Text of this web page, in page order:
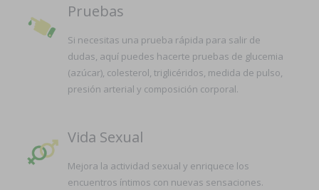
Pruebas
Si necesitas una prueba rápida para salir de
dudas, aquí puedes hacerte pruebas de glucemia
(azúcar), colesterol, triglicéridos, medida de pulso,
presión arterial y composición corporal.
Vida Sexual
Mejora la actividad sexual y enriquece los
encuentros íntimos con nuevas sensaciones.